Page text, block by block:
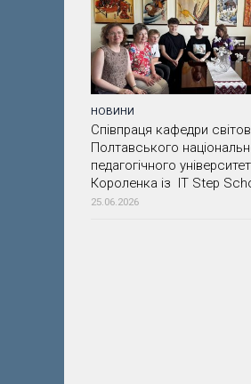
НОВИНИ
Співпраця кафедри
Полтавського
педагогічного
Короленка із IT Step
25.06.2026